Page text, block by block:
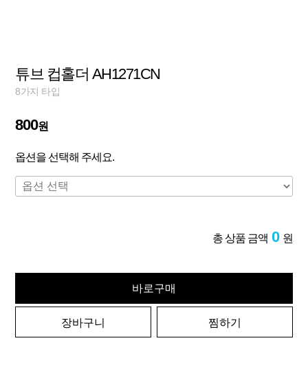
튜브 컵홀더 AH1271CN
8가지 타입
800원
옵션을 선택해 주세요.
총 상품 금액 0 원
바로구매
장바구니 찜하기